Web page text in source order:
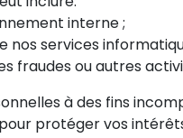
interne ;
nos services
fraudes ou autres
à des fins
protéger vos